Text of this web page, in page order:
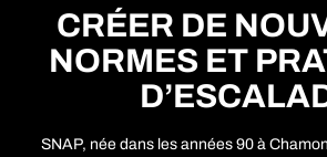
CRÉER DE
NORMES ET
SNAP, née dans les années 90 à